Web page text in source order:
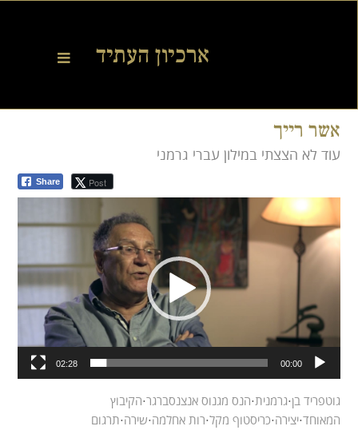
אשר רייך
עוד לא הצצתי במילון עברי גרמני
Share Post
Player
00:00
02:28
גוטפריד בן⋅גרמנית⋅הנס מגנוס אנצנסברגר⋅הקיבוץ
המאוחד⋅יצירה⋅כריסטוף מקל⋅רות אחלמה⋅שירה⋅תרגום